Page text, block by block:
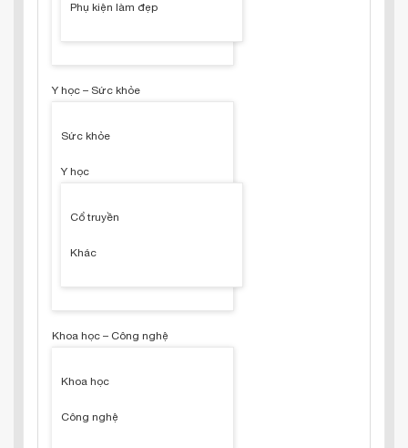
Phụ kiện làm đẹp
Y học – Sức khỏe
Sức khỏe
Y học
Cổ truyền
Khác
Khoa học – Công nghệ
Khoa học
Công nghệ